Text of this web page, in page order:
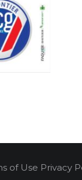
of Use Privacy